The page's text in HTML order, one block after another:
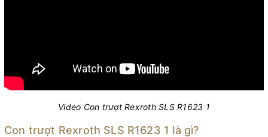
Video Con trượt Rexroth SLS R1623 1
Con trượt Rexroth SLS R1623 1 là gì?